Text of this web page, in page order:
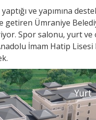
ve yapımına
getiren Ümraniye
Spor salonu, yurt ve
İmam Hatip Lisesi